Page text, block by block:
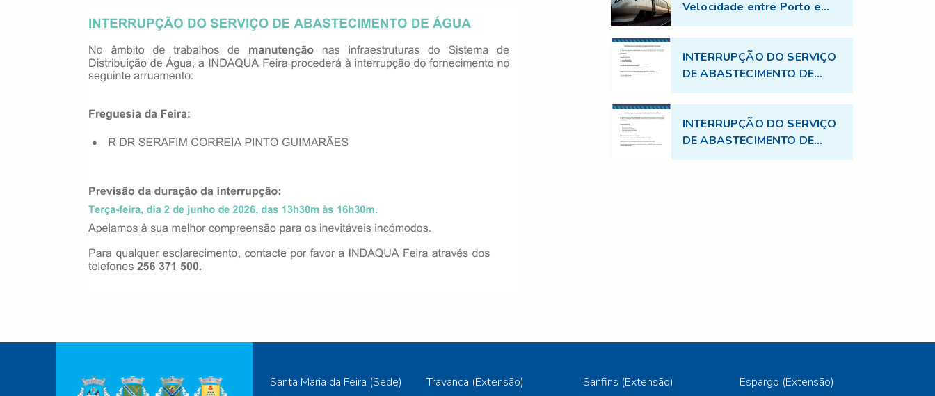
Velocidade entre Porto e
Aveiro - Trabalhos de
topografia no âmbito do
projecto TGV
INTERRUPÇÃO DO SERVIÇO
DE ABASTECIMENTO DE
ÁGUA
INTERRUPÇÃO DO SERVIÇO
DE ABASTECIMENTO DE
ÁGUA - 17.07.2026
Santa Maria da Feira (Sede) Travanca (Extensão) Sanfins (Extensão) Espargo (Extensão)